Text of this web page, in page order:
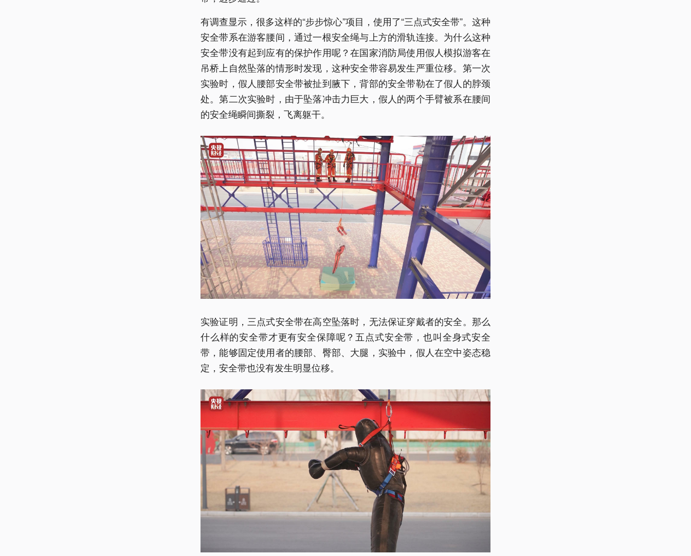
有调查显示，很多这样的“步步惊心”项目，使用了“三点式安全带”。这种
安全带系在游客腰间，通过一根安全绳与上方的滑轨连接。为什么这种
安全带没有起到应有的保护作用呢？在国家消防局使用假人模拟游客在
吊桥上自然坠落的情形时发现，这种安全带容易发生严重位移。第一次
实验时，假人腰部安全带被扯到腋下，背部的安全带勒在了假人的脖颈
处。第二次实验时，由于坠落冲击力巨大，假人的两个手臂被系在腰间
的安全绳瞬间撕裂，飞离躯干。
实验证明，三点式安全带在高空坠落时，无法保证穿戴者的安全。那么
什么样的安全带才更有安全保障呢？五点式安全带，也叫全身式安全
带，能够固定使用者的腰部、臀部、大腿，实验中，假人在空中姿态稳
定，安全带也没有发生明显位移。